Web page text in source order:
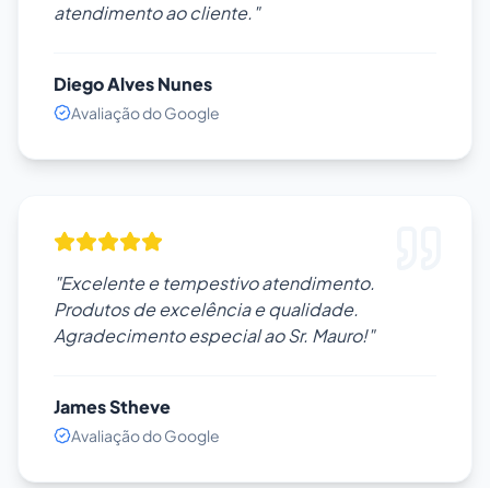
atendimento ao cliente."
Diego Alves Nunes
Avaliação do Google
"Excelente e tempestivo atendimento.
Produtos de excelência e qualidade.
Agradecimento especial ao Sr. Mauro!"
James Stheve
Avaliação do Google